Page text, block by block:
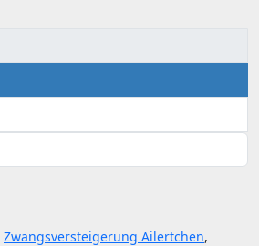
Zwangsversteigerung Ailertchen,